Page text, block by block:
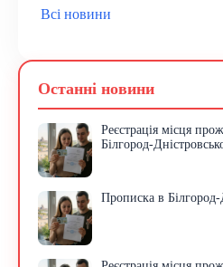
Всі новини
Останні новини
Реєстрація місця
Білгород-
Прописка в Білгород-